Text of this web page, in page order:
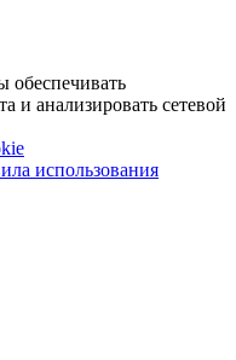
и анализировать сетевой
использования